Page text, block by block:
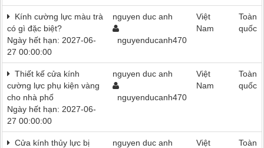
Kính cường lực màu trà
có gì đặc biệt?
Ngày hết hạn: 2027-06-
27 00:00:00
nguyen duc anh
nguyenducanh470
Việt
Nam
Toàn
quốc
Thiết kế cửa kính
cường lực phụ kiện vàng
cho nhà phố
Ngày hết hạn: 2027-06-
27 00:00:00
nguyen duc anh
nguyenducanh470
Việt
Nam
Toàn
quốc
Cửa kính thủy lực bị
nguyen duc anh
Việt
Toàn